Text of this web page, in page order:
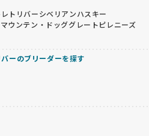
トリバーシベリアンハスキー
ウンテン・ドッググレートピレニーズ
ーのブリーダーを探す